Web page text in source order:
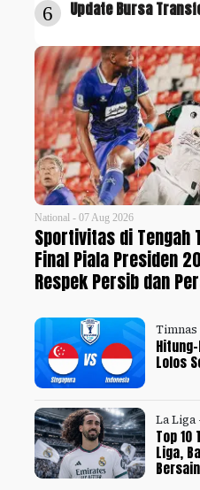
6 Update Bursa
National - 07 Aug 2026
Sportivitas di Tengah
Final Piala Presiden
Respek Persib dan
Timnas
Lolos
La Liga
Top
Liga,